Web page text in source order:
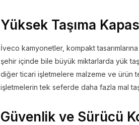
Yüksek Taşıma
İveco kamyonetler, kompakt
şehir içinde bile büyük miktarlarda yük
diğer ticari işletmelere malzeme ve ürün
işletmelerin tek seferde daha fazla mal
Güvenlik ve Sürücü